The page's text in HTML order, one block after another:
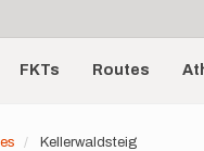
FKTs Routes
Kellerwaldsteig